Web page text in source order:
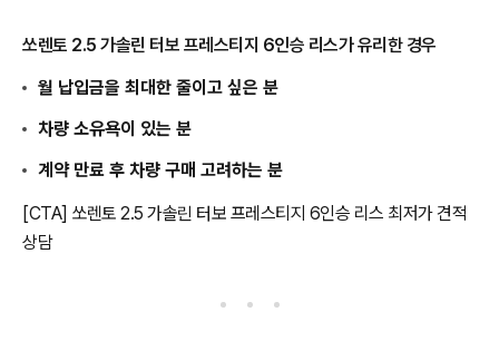
쏘렌토 2.5 가솔린 터보 프레스티지 6인승 리스가 유리한 경우
월 납입금을 최대한 줄이고 싶은 분
차량 소유욕이 있는 분
계약 만료 후 차량 구매 고려하는 분
[CTA] 쏘렌토 2.5 가솔린 터보 프레스티지 6인승 리스 최저가 견적
상담